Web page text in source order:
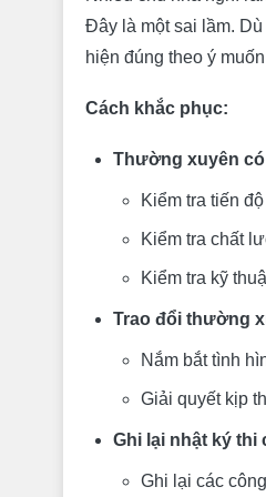
Đây là một sai lầm.
hiện đúng theo ý
Cách khắc phục:
Thường xuyên
Kiểm tra tiến
Kiểm tra chất
Kiểm tra kỹ
Trao đổi thường
Nắm bắt tình
Giải quyết kịp
Ghi lại nhật ký thi
Ghi lại các